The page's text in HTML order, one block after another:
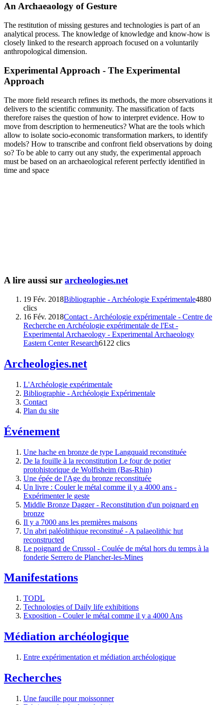
An Archaeaology of Gesture
The restitution of missing gestures and technologies is part of an
analytical process. The knowledge of knowledge and know-how is
closely linked to the research approach focused on a voluntarily
anthropological dimension.
Experimental Approach - The Experimental
Approach
The more field research refines its methods, the more observations it
delivers to the scientific community. The massification of facts
therefore raises the question of how to interpret evidence. How to
move from description to hermeneutics? What are the tools which
allow to isolate socio-economic transformation markers, to identify
models? How to transcribe and confront field observations by doing
so? To be able to carry out any study, the experimental approach
must be based on an archaeological referent perfectly identified in
time and space
A lire aussi sur archeologies.net
19 Fév. 2018Bibliographie - Archéologie Expérimentale4880
clics
16 Fév. 2018Contact - Archéologie expérimentale - Centre de
Recherche en Archéologie expérimentale de l'Est -
Experimental Archaeology - Experimental Archaeology
Eastern Center Research6122 clics
Archeologies.net
L'Archéologie expérimentale
Bibliographie - Archéologie Expérimentale
Contact
Plan du site
Événement
Une hache en bronze de type Langquaid reconstituée
De la fouille à la reconstitution Le four de potier
protohistorique de Wolfisheim (Bas-Rhin)
Une épée de l'Age du bronze reconstituée
Un livre : Couler le métal comme il y a 4000 ans -
Expérimenter le geste
Middle Bronze Dagger - Reconstitution d'un poignard en
bronze
Il y a 7000 ans les premières maisons
Un abri paléolithique reconstitué - A palaeolithic hut
reconstructed
Le poignard de Crussol - Coulée de métal hors du temps à la
fonderie Serrero de Plancher-les-Mines
Manifestations
TODL
Technologies of Daily life exhibitions
Exposition - Couler le métal comme il y a 4000 Ans
Médiation archéologique
Entre expérimentation et médiation archéologique
Recherches
Une faucille pour moissonner